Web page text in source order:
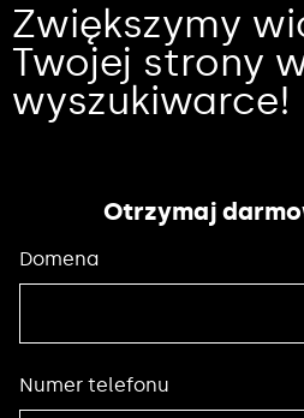
Zwiększymy
Twojej strony
wyszukiwarce!
Otrzymaj
Domena
Numer telefonu